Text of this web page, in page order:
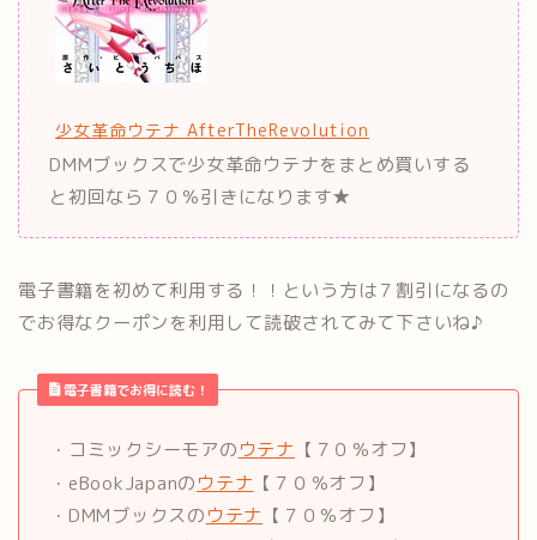
少女革命ウテナ AfterTheRevolution
DMMブックスで少女革命ウテナをまとめ買いする
と初回なら７０％引きになります★
電子書籍を初めて利用する！！という方は７割引になるの
でお得なクーポンを利用して読破されてみて下さいね♪
電子書籍でお得に読む！
・コミックシーモアのウテナ 【７０％オフ】
・eBookJapanのウテナ 【７０％オフ】
・DMMブックスのウテナ 【７０％オフ】